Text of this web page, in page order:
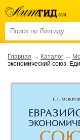
Главная → Каталог →
экономический союз.